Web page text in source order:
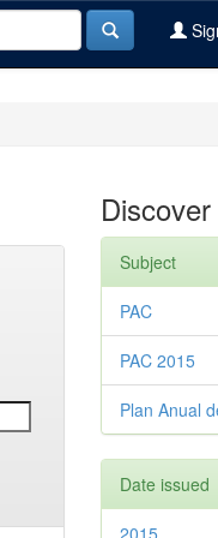
Discover
Subject
PAC
PAC 2015
Plan Anual
Date issued
2015